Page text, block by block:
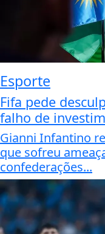
Esporte
Fifa pede
falho de
Gianni Infantino
que sofreu
confederações...